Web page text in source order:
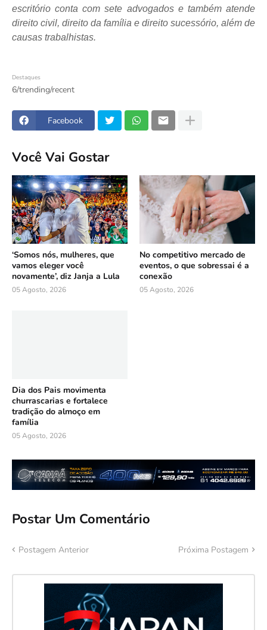
escritório conta com sete advogados e também atende
direito civil, direito da família e direito sucessório, além de
causas trabalhistas.
Destaques
6/trending/recent
Facebook
Você Vai Gostar
‘Somos nós, mulheres, que
vamos eleger você
novamente’, diz Janja a Lula
05 Agosto, 2026
No competitivo mercado de
eventos, o que sobressai é a
conexão
05 Agosto, 2026
Dia dos Pais movimenta
churrascarias e fortalece
tradição do almoço em
família
05 Agosto, 2026
Postar Um Comentário
Postagem Anterior Próxima Postagem